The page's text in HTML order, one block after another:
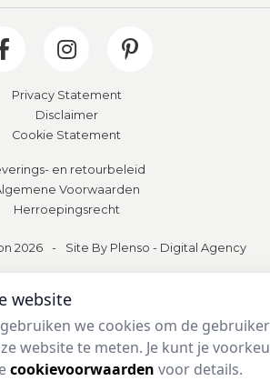
Privacy Statement
Disclaimer
Cookie Statement
en retourbeleid
Voorwaarden
Herroepingsrecht
2026 - Site By Plenso - Digital Agency
website
we cookies om de
website te meten. Je kunt je
cookievoorwaarden voor details.